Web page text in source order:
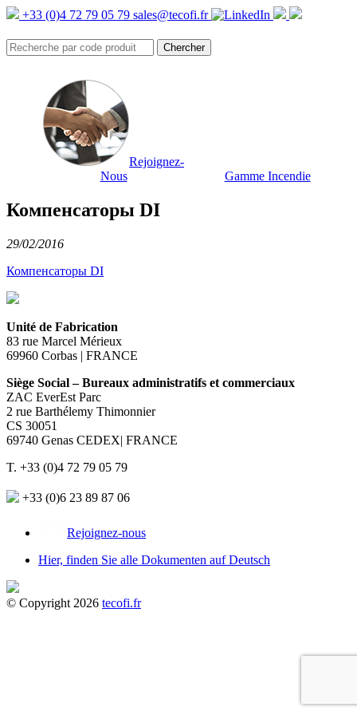
+33 (0)4 72 79 05 79 sales@tecofi.fr
Rejoignez-
Nous
Gamme Incendie
Компенсаторы DI
29/02/2016
Компенсаторы DI
Unité de Fabrication
83 rue Marcel Mérieux
69960 Corbas | FRANCE
Siège Social – Bureaux administratifs et commerciaux
ZAC EverEst Parc
2 rue Barthélemy Thimonnier
CS 30051
69740 Genas CEDEX| FRANCE
T. +33 (0)4 72 79 05 79
+33 (0)6 23 89 87 06
Rejoignez-nous
Hier, finden Sie alle Dokumenten auf Deutsch
© Copyright 2026 tecofi.fr